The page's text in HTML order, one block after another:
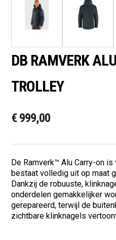
DB RAMVERK
TROLLEY
€999,00
De Ramverk™ Alu Carry-on
bestaat volledig uit op maat
Dankzij de robuuste,
onderdelen gemakkelijker
gerepareerd, terwijl de
zichtbare klinknagels